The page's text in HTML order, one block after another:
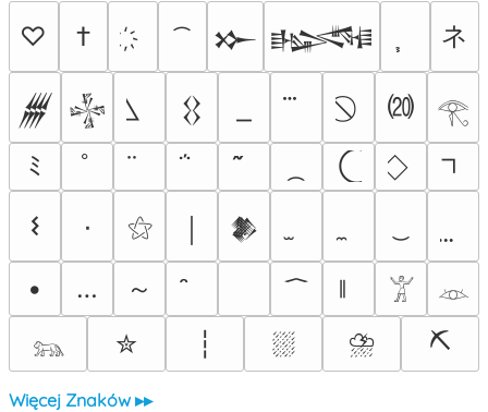
♡ † 𒁍 𒈙 ネ
𒁂 𒈔 𒌐 ⒇
𓂀
ﾐ
ﾟ
𐌔
٠ ⚝
𒆎
•
… ～ 𓀠
𓁺
𓃬
✮ ┆ ⛆ ⛈ ⛏
Więcej Znaków ▸▸